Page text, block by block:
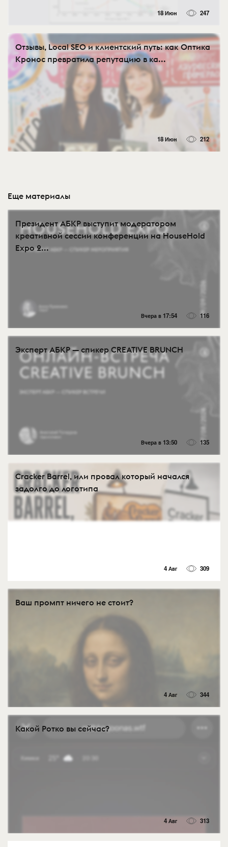
18 Июн 247
Отзывы, Local SEO и клиентский путь: как Оптика
Кронос превратила репутацию в ка...
18 Июн 212
Еще материалы
Президент АБКР выступит модератором
креативной сессии конференции на HouseHold
Expo 2...
Вчера в 17:54 116
Эксперт АБКР — спикер CREATIVE BRUNCH
Вчера в 13:50 135
Cracker Barrel, или провал который начался
задолго до логотипа
4 Авг 309
Ваш промпт ничего не стоит?
4 Авг 344
Какой Ротко вы сейчас?
4 Авг 313